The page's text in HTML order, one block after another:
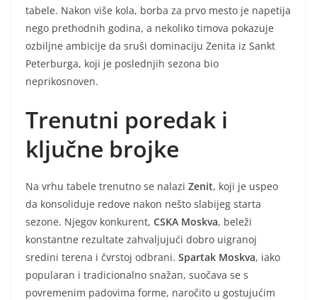
tabele. Nakon više kola, borba za prvo mesto je napetija
nego prethodnih godina, a nekoliko timova pokazuje
ozbiljne ambicije da sruši dominaciju Zenita iz Sankt
Peterburga, koji je poslednjih sezona bio
neprikosnoven.
Trenutni poredak i
ključne brojke
Na vrhu tabele trenutno se nalazi Zenit, koji je uspeo
da konsoliduje redove nakon nešto slabijeg starta
sezone. Njegov konkurent, CSKA Moskva, beleži
konstantne rezultate zahvaljujući dobro uigranoj
sredini terena i čvrstoj odbrani. Spartak Moskva, iako
popularan i tradicionalno snažan, suočava se s
povremenim padovima forme, naročito u gostujućim